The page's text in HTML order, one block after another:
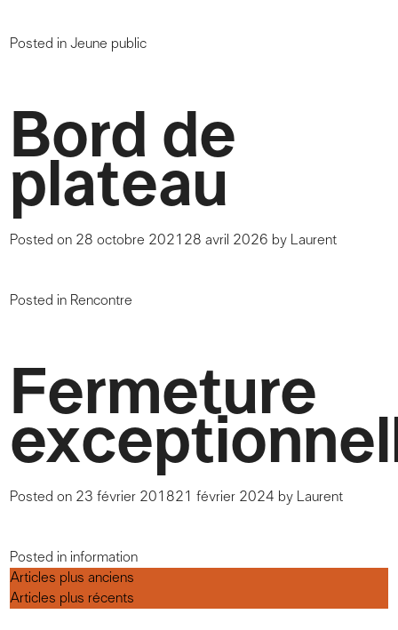
Posted inJeune public
Bord de
plateau
Posted on 28 octobre 2021 28 avril 2026 by Laurent
Posted in Rencontre
Fermeture
Posted on 23 février 201821 février 2024 by Laurent
Posted in information
Navigation
des
Articles plus anciens
Articles plus récents